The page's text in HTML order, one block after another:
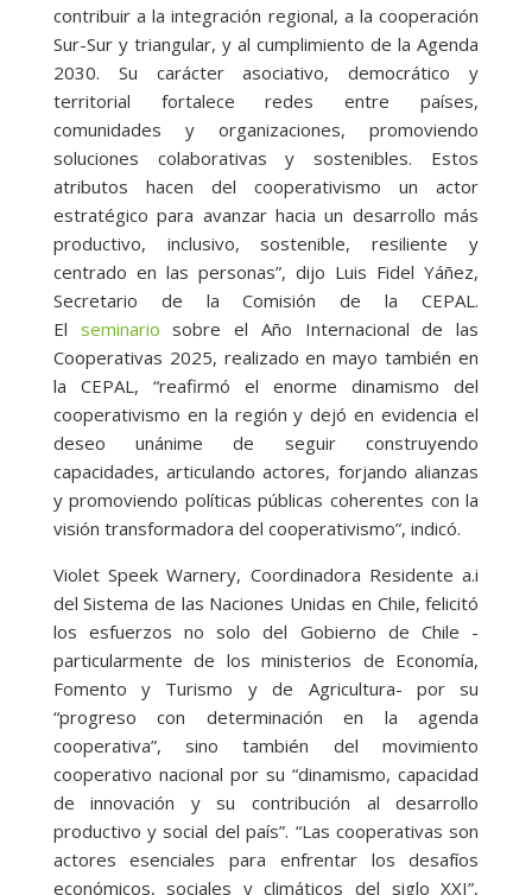
contribuir a la integración regional, a la cooperación
Sur-Sur y triangular, y al cumplimiento de la Agenda
2030. Su carácter asociativo, democrático y
territorial fortalece redes entre países,
comunidades y organizaciones, promoviendo
soluciones colaborativas y sostenibles. Estos
atributos hacen del cooperativismo un actor
estratégico para avanzar hacia un desarrollo más
productivo, inclusivo, sostenible, resiliente y
centrado en las personas”, dijo Luis Fidel Yáñez,
Secretario de la Comisión de la CEPAL.
El seminario sobre el Año Internacional de las
Cooperativas 2025, realizado en mayo también en
la CEPAL, “reafirmó el enorme dinamismo del
cooperativismo en la región y dejó en evidencia el
deseo unánime de seguir construyendo
capacidades, articulando actores, forjando alianzas
y promoviendo políticas públicas coherentes con la
visión transformadora del cooperativismo”, indicó.
Violet Speek Warnery, Coordinadora Residente a.i
del Sistema de las Naciones Unidas en Chile, felicitó
los esfuerzos no solo del Gobierno de Chile -
particularmente de los ministerios de Economía,
Fomento y Turismo y de Agricultura- por su
“progreso con determinación en la agenda
cooperativa”, sino también del movimiento
cooperativo nacional por su “dinamismo, capacidad
de innovación y su contribución al desarrollo
productivo y social del país”. “Las cooperativas son
actores esenciales para enfrentar los desafíos
económicos, sociales y climáticos del siglo XXI”,